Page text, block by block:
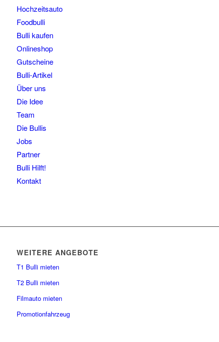
Hochzeitsauto
Foodbulli
Bulli kaufen
Onlineshop
Gutscheine
Bulli-Artikel
Über uns
Die Idee
Team
Die Bullis
Jobs
Partner
Bulli Hilft!
Kontakt
WEITERE ANGEBOTE
T1 Bulli mieten
T2 Bulli mieten
Filmauto mieten
Promotionfahrzeug